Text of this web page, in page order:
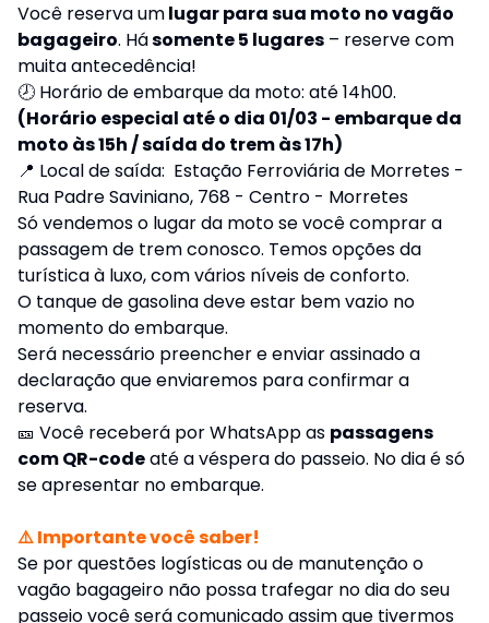
Você reserva umlugar para sua moto no vagão
bagageiro. Hásomente 5 lugares – reserve com
muita antecedência!
🕗 Horário de embarque da moto: até 14h00.
(Horário especial até o dia 01/03 - embarque da
moto às 15h / saída do trem às 17h)
📍 Local de saída: Estação Ferroviária de Morretes -
Rua Padre Saviniano, 768 - Centro - Morretes
Só vendemos o lugar da moto se você comprar a
passagem de trem conosco. Temos opções da
turística à luxo, com vários níveis de conforto.
O tanque de gasolina deve estar bem vazio no
momento do embarque.
Será necessário preencher e enviar assinado a
declaração que enviaremos para confirmar a
reserva.
🎫 Você receberá por WhatsApp as passagens
com QR-codeaté a véspera do passeio. No dia é só
se apresentar no embarque.
⚠️ Importante você saber!
Se por questões logísticas ou de manutenção o
vagão bagageiro não possa trafegar no dia do seu
passeio você será comunicado assim que tivermos